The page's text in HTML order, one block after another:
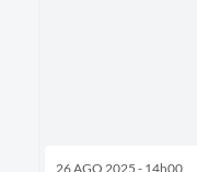
26 AGO 2025 - 14h00